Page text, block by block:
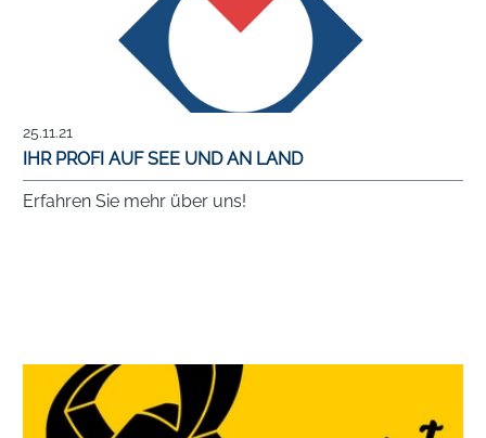
25.11.21
IHR PROFI AUF SEE UND AN LAND
Erfahren Sie mehr über uns!